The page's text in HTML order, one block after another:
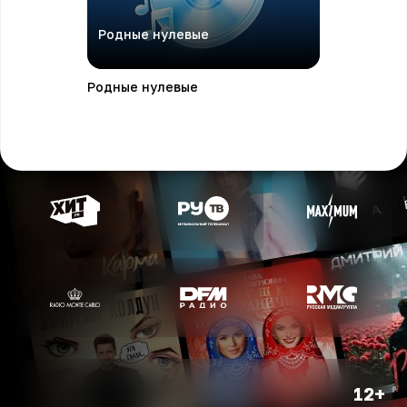
Родные нулевые
Родные нулевые
12+